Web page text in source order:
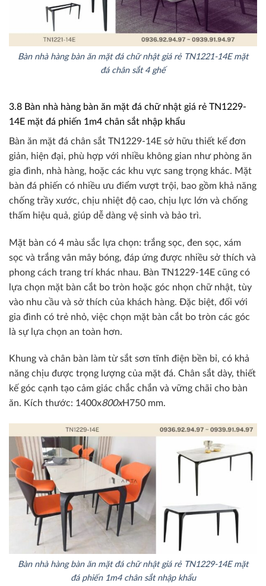
Bàn nhà hàng bàn ăn mặt đá chữ nhật giá rẻ TN1221-14E mặt
đá chân sắt 4 ghế
3.8 Bàn nhà hàng bàn ăn mặt đá chữ nhật giá rẻ TN1229-
14E mặt đá phiến 1m4 chân sắt nhập khẩu
Bàn ăn mặt đá chân sắt TN1229-14E sở hữu thiết kế đơn
giản, hiện đại, phù hợp với nhiều không gian như phòng ăn
gia đình, nhà hàng, hoặc các khu vực sang trọng khác. Mặt
bàn đá phiến có nhiều ưu điểm vượt trội, bao gồm khả năng
chống trầy xước, chịu nhiệt độ cao, chịu lực lớn và chống
thấm hiệu quả, giúp dễ dàng vệ sinh và bảo trì.
Mặt bàn có 4 màu sắc lựa chọn: trắng sọc, đen sọc, xám
sọc và trắng vân mây bóng, đáp ứng được nhiều sở thích và
phong cách trang trí khác nhau. Bàn TN1229-14E cũng có
lựa chọn mặt bàn cắt bo tròn hoặc góc nhọn chữ nhật, tùy
vào nhu cầu và sở thích của khách hàng. Đặc biệt, đối với
gia đình có trẻ nhỏ, việc chọn mặt bàn cắt bo tròn các góc
là sự lựa chọn an toàn hơn.
Khung và chân bàn làm từ sắt sơn tĩnh điện bền bỉ, có khả
năng chịu được trọng lượng của mặt đá. Chân sắt dày, thiết
kế góc cạnh tạo cảm giác chắc chắn và vững chãi cho bàn
ăn. Kích thước: 1400x800xH750 mm.
Bàn nhà hàng bàn ăn mặt đá chữ nhật giá rẻ TN1229-14E mặt
đá phiến 1m4 chân sắt nhập khẩu